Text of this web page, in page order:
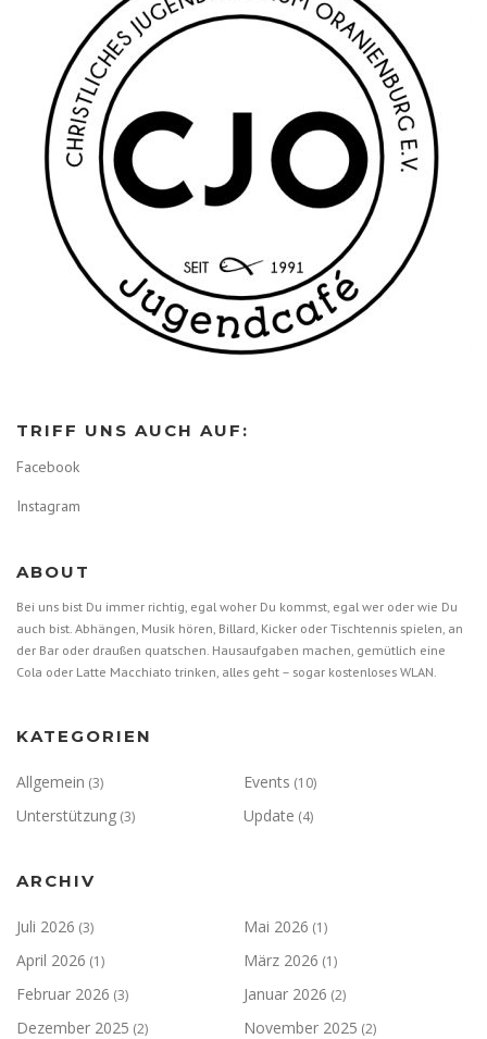
TRIFF UNS AUCH AUF:
Facebook
Instagram
ABOUT
Bei uns bist Du immer richtig, egal woher Du kommst, egal wer oder wie Du
auch bist. Abhängen, Musik hören, Billard, Kicker oder Tischtennis spielen, an
der Bar oder draußen quatschen. Hausaufgaben machen, gemütlich eine
Cola oder Latte Macchiato trinken, alles geht – sogar kostenloses WLAN.
KATEGORIEN
Allgemein (3) Events (10)
Unterstützung (3) Update (4)
ARCHIV
Juli 2026 (3) Mai 2026 (1)
April 2026 (1) März 2026 (1)
Februar 2026 (3) Januar 2026 (2)
Dezember 2025 (2) November 2025 (2)